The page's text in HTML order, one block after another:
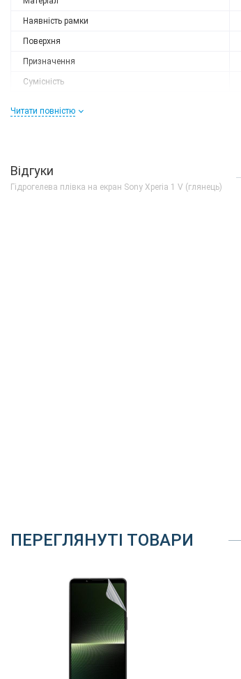
Наявність рамки
Поверхня
Призначення
Сумісність
Читати повністю
Відгуки
Гідрогелева плівка на екран Sony Xperia 1 V (глянець)
ПЕРЕГЛЯНУТІ ТОВАРИ